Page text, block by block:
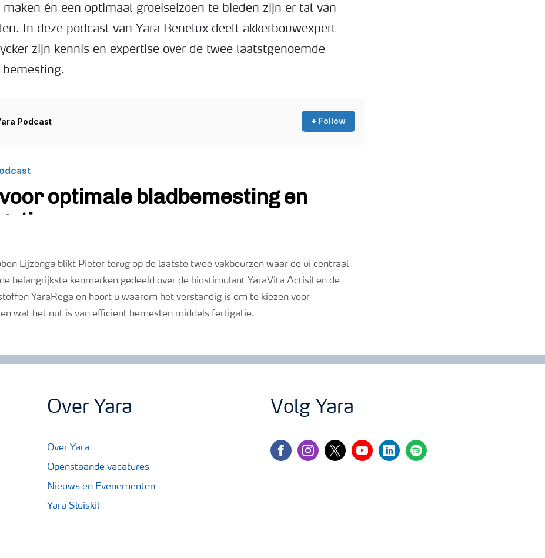
maken én een optimaal groeiseizoen te bieden zijn er tal van
In deze podcast van Yara Benelux deelt akkerbouwexpert
zijn kennis en expertise over de twee laatstgenoemde
bemesting.
Lijzenga blikt Pieter terug op de laatste twee vakbeurzen waar de ui centraal
belangrijkste kenmerken gedeeld over de biostimulant YaraVita Actisil en de
YaraRega en hoort u waarom het verstandig is om te kiezen voor
wat het nut is van efficiënt bemesten middels fertigatie.
Over Yara
Over Yara
Openstaande vacatures
Nieuws en Evenementen
Yara Sluiskil
Volg Yara
facebookinstagram
twitteryoutubelinkedinspotify